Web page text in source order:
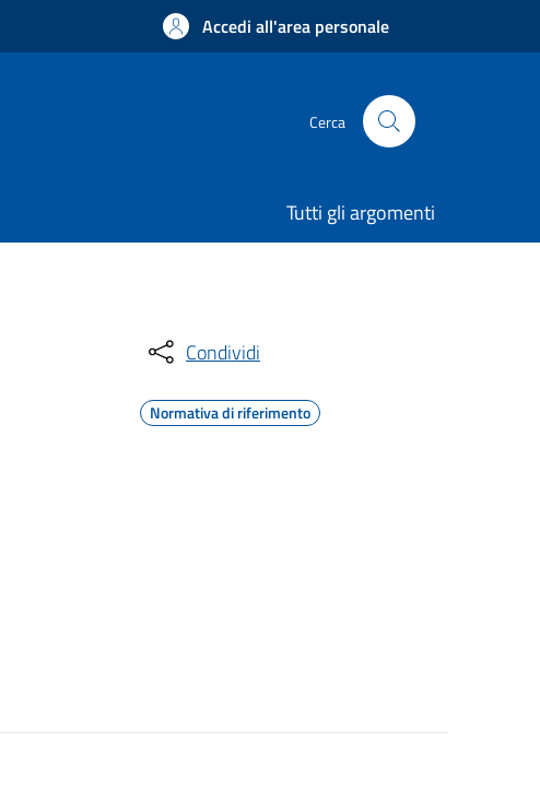
Accedi all'area personale
Cerca
Tutti gli argomenti
Condividi
Normativa di riferimento